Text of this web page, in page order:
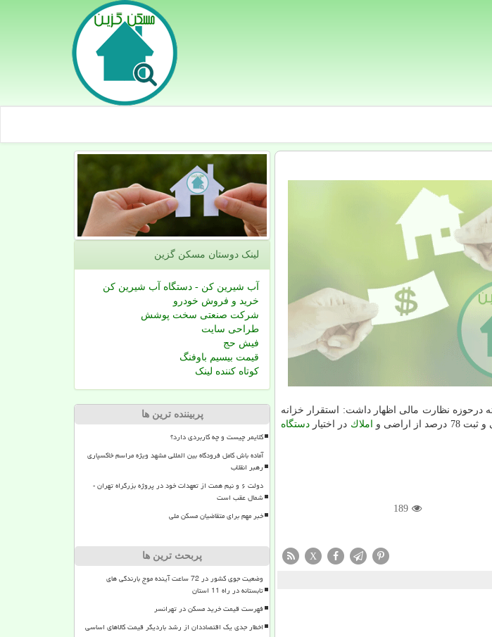
درحوزه نظارت مالی اظهار داشت: استقرار خزانه
اراضی و
املاك در اختیار دستگاه
189
X
لینک دوستان مسكن گزین
آب شیرین کن - دستگاه آب شیرین کن
خرید و فروش خودرو
شرکت صنعتی سخت پوشش
طراحی سایت
فیش حج
قیمت بیسیم باوفنگ
کوتاه کننده لینک
پربیننده ترین ها
کلایمر چیست و چه کاربردی دارد؟
آماده باش کامل فرودگاه بین المللی مشهد ویژه مراسم خاکسپاری
رهبر انقلاب
دولت ۶ و نیم همت از تعهدات خود در پروژه بزرگراه تهران -
شمال عقب است
خبر مهم برای متقاضیان مسکن ملی
پربحث ترین ها
وضعیت جوی کشور در 72 ساعت آینده موج بارندگی های
تابستانه در راه 11 استان
فهرست قیمت خرید مسکن در تهرانسر
اخطار جدی یک اقتصاددان از رشد باردیگر قیمت کالاهای اساسی